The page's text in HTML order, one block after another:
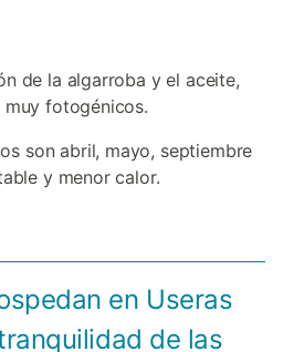
de la algarroba y el aceite,
fotogénicos.
son abril, mayo, septiembre
y menor calor.
en Useras
de las